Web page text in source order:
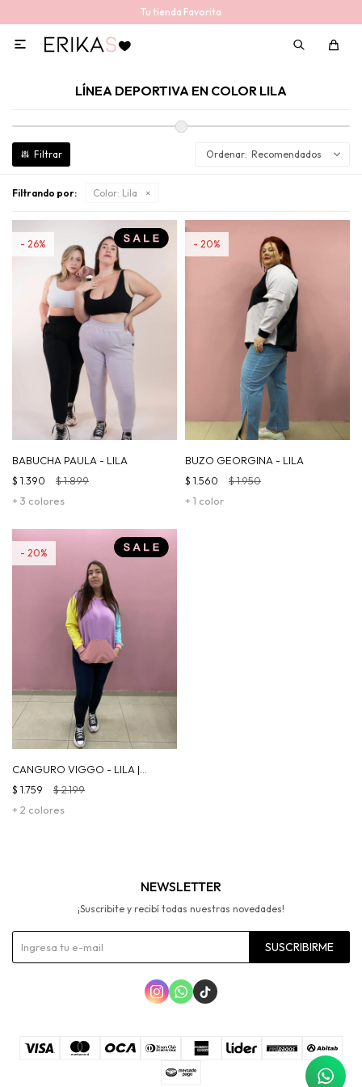
Tu tienda Favorita

LÍNEA DEPORTIVA EN COLOR LILA
Recomendados
Filtrando por: Color: Lila
BABUCHA PAULA - LILA
+ 3 colores
$ 1.390 $1.899
26
BUZO GEORGINA - LILA
+ 1 color
$ 1.560 $1.950
20
CANGURO VIGGO - LILA |
ROSA
+ 2 colores
$ 1.759 $2.199
20
NEWSLETTER
¡Suscribite y recibí todas nuestras novedades!
SUSCRIBIRME
  